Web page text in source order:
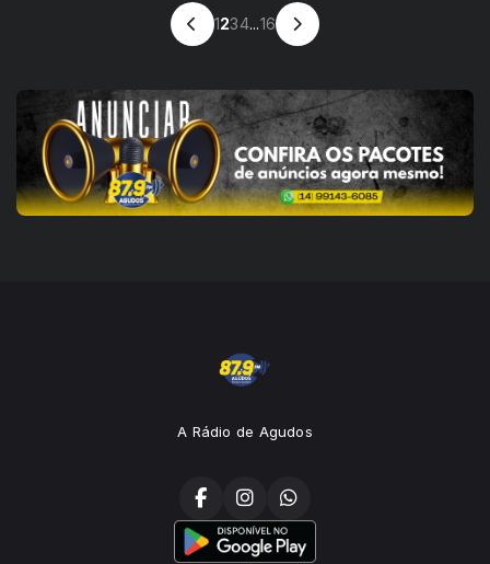
1234...16
A Rádio de Agudos